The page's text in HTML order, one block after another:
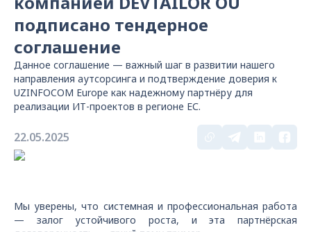
подписано тендерное
соглашение
Данное соглашение — важный шаг в развитии нашего
направления аутсорсинга и подтверждение доверия к
UZINFOCOM Europe как надежному партнёру для
реализации ИТ-проектов в регионе ЕС.
22.05.2025
Мы уверены, что системная и профессиональная работа
— залог устойчивого роста, и эта партнёрская